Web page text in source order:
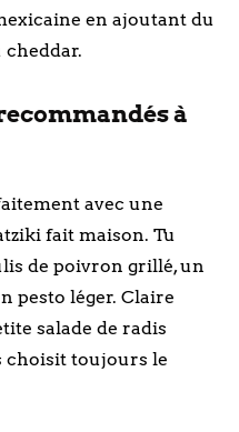
en ajoutant du
à
avec une
fait maison. Tu
de poivron grillé, un
pesto léger. Claire
salade de radis
choisit toujours le